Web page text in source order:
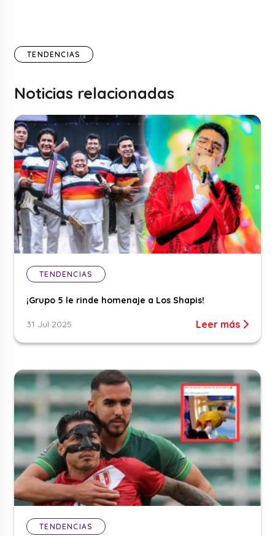
TENDENCIAS
Noticias relacionadas
TENDENCIAS
¡Grupo 5 le rinde homenaje a Los Shapis!
31 Jul 2025 Leer más
TENDENCIAS